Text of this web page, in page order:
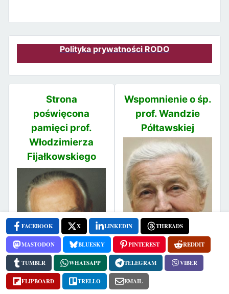
FACEBOOK X LINKEDIN THREADS
MASTODON BLUESKY PINTEREST REDDIT
TUMBLR WHATSAPP TELEGRAM VIBER
FLIPBOARD TRELLO EMAIL
Polityka prywatności RODO
Strona
poświęcona
pamięci prof.
Włodzimierza
Fijałkowskiego
Wspomnienie o śp.
prof. Wandzie
Półtawskiej